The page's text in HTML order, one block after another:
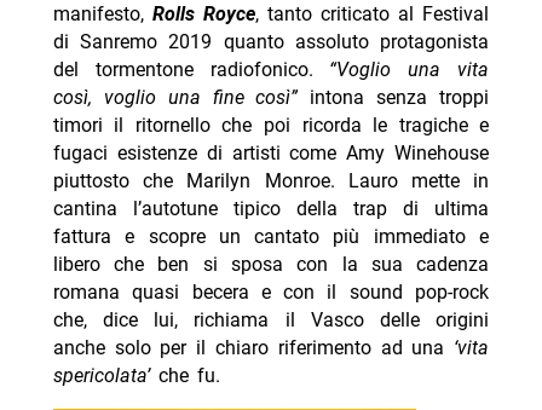
manifesto, Rolls Royce, tanto criticato al Festival
di Sanremo 2019 quanto assoluto protagonista
del tormentone radiofonico. “Voglio una vita
così, voglio una fine così” intona senza troppi
timori il ritornello che poi ricorda le tragiche e
fugaci esistenze di artisti come Amy Winehouse
piuttosto che Marilyn Monroe. Lauro mette in
cantina l’autotune tipico della trap di ultima
fattura e scopre un cantato più immediato e
libero che ben si sposa con la sua cadenza
romana quasi becera e con il sound pop-rock
che, dice lui, richiama il Vasco delle origini
anche solo per il chiaro riferimento ad una ‘vita
spericolata’ che fu.